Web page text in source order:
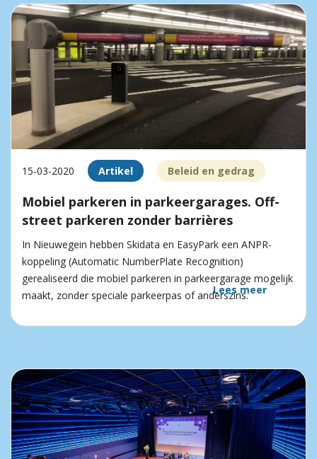
15-03-2020 Artikel Beleid en gedrag
Mobiel parkeren in parkeergarages. Off-
street parkeren zonder barrières
In Nieuwegein hebben Skidata en EasyPark een ANPR-
koppeling (Automatic NumberPlate Recognition)
gerealiseerd die mobiel parkeren in parkeergarage mogelijk
maakt, zonder speciale parkeerpas of anderszins.
Lees meer